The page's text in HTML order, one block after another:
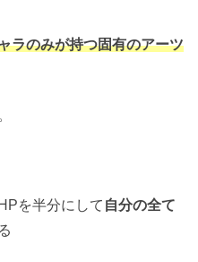
ラのみが持つ固有のアーツ
を半分にして 自分の全て